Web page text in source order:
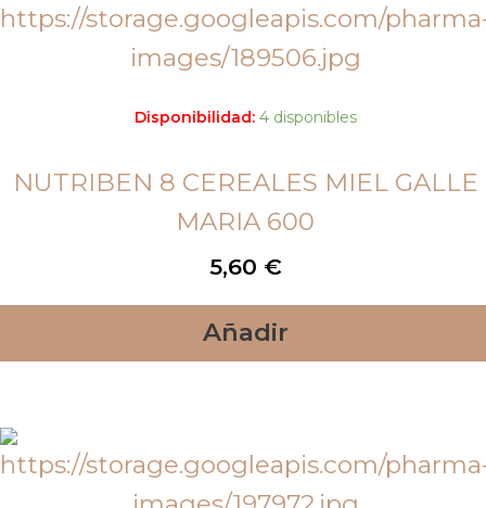
Disponibilidad: 4 disponibles
NUTRIBEN 8 CEREALES MIEL GALLE
MARIA 600
5,60 €
Añadir